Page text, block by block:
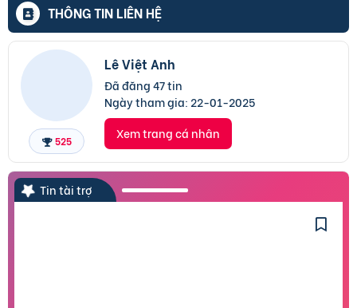
THÔNG TIN LIÊN HỆ
525
Lê Việt Anh
Đã đăng 47 tin
Ngày tham gia: 22-01-2025
Xem trang cá nhân
Tin tài trợ